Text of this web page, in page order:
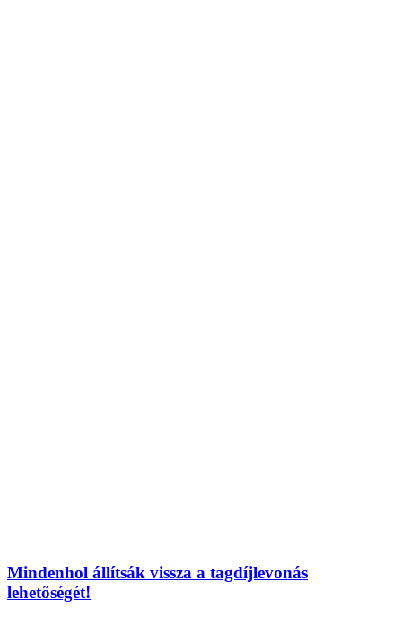
Mindenhol állítsák vissza a tagdíjlevonás
lehetőségét!